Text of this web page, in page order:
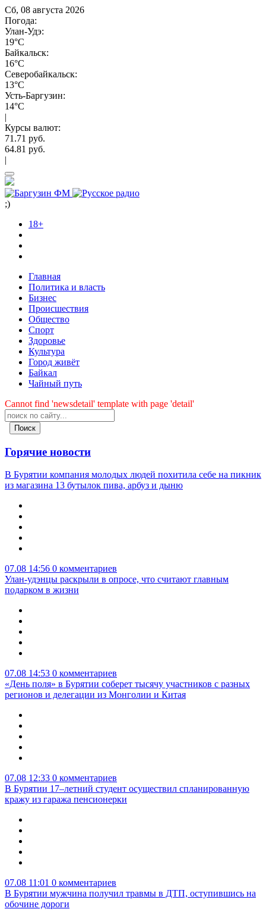
Сб, 08 августа 2026
Погода:
Улан-Удэ:
19°C
Байкальск:
16°C
Северобайкальск:
13°C
Усть-Баргузин:
14°C
|
Курсы валют:
71.71 руб.
64.81 руб.
|
;)
18+
Главная
Политика и власть
Бизнес
Происшествия
Общество
Cпорт
Здоровье
Культура
Город живёт
Байкал
Чайный путь
Cannot find 'newsdetail' template with page 'detail'
Поиск
Горячие новости
В Бурятии компания молодых людей похитила себе на пикник
из магазина 13 бутылок пива, арбуз и дыню
07.08 14:56 0 комментариев
Улан-удэнцы раскрыли в опросе, что считают главным
подарком в жизни
07.08 14:53 0 комментариев
«День поля» в Бурятии соберет тысячу участников с разных
регионов и делегации из Монголии и Китая
07.08 12:33 0 комментариев
В Бурятии 17–летний студент осуществил спланированную
кражу из гаража пенсионерки
07.08 11:01 0 комментариев
В Бурятии мужчина получил травмы в ДТП, оступившись на
обочине дороги